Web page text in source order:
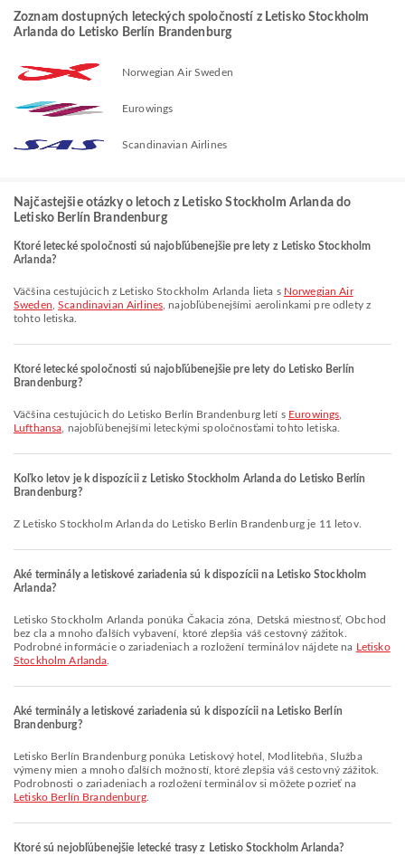
Zoznam dostupných leteckých spoločností z Letisko Stockholm
Arlanda do Letisko Berlín Brandenburg
Norwegian Air Sweden
Eurowings
Scandinavian Airlines
Najčastejšie otázky o letoch z Letisko Stockholm Arlanda do
Letisko Berlín Brandenburg
Ktoré letecké spoločnosti sú najobľúbenejšie pre lety z Letisko Stockholm
Arlanda?
Väčšina cestujúcich z Letisko Stockholm Arlanda lieta s Norwegian Air
Sweden ,Scandinavian Airlines , najobľúbenejšími aerolinkami pre odlety z
tohto letiska.
Ktoré letecké spoločnosti sú najobľúbenejšie pre lety do Letisko Berlín
Brandenburg?
Väčšina cestujúcich do Letisko Berlín Brandenburg letí s Eurowings
Lufthansa , najobľúbenejšími leteckými spoločnosťami tohto letiska.
Koľko letov je k dispozícii z Letisko Stockholm Arlanda do Letisko Berlín
Brandenburg?
Z Letisko Stockholm Arlanda do Letisko Berlín Brandenburg je 11 letov.
Aké terminály a letiskové zariadenia sú k dispozícii na Letisko Stockholm
Arlanda?
Letisko Stockholm Arlanda ponúka Čakacia zóna, Detská miestnosť, Obchod
bez cla a mnoho ďalších vybavení, ktoré zlepšia váš cestovný zážitok.
Podrobné informácie o zariadeniach a rozložení terminálov nájdete na Letisko
Stockholm Arlanda
Aké terminály a letiskové zariadenia sú k dispozícii na Letisko Berlín
Brandenburg?
Letisko Berlín Brandenburg ponúka Letiskový hotel, Modlitebňa, Služba
výmeny mien a mnoho ďalších možností, ktoré zlepšia váš cestovný zážitok.
Podrobnosti o zariadeniach a rozložení terminálov si môžete pozrieť na
Letisko Berlín Brandenburg.
Ktoré sú nejobľúbenejšie letecké trasy z Letisko Stockholm Arlanda?